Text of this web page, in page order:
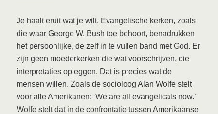
Je haalt eruit wat je wilt. Evangelische kerken, zoals
die waar George W. Bush toe behoort, benadrukken
het persoonlijke, de zelf in te vullen band met God. Er
zijn geen moederkerken die wat voorschrijven, die
interpretaties opleggen. Dat is precies wat de
mensen willen. Zoals de socioloog Alan Wolfe stelt
voor alle Amerikanen: ‘We are all evangelicals now.’
Wolfe stelt dat in de confrontatie tussen Amerikaanse